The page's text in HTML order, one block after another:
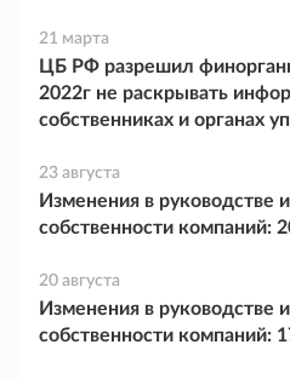
21 марта
ЦБ РФ разрешил
2022г не раскрывать
собственниках и органах
23 августа
Изменения в руководстве
собственности компаний:
20 августа
Изменения в руководстве
собственности компаний: